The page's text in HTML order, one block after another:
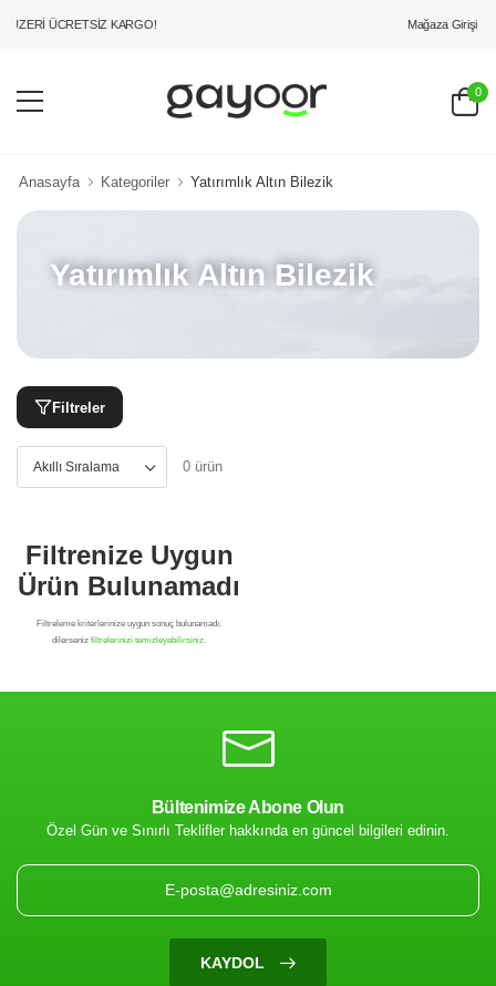
ÜCRETSİZ KARGO! Mağaza Girişi
0
Anasayfa Kategoriler Yatırımlık Altın Bilezik
Yatırımlık Altın Bilezik
Filtreler
0 ürün
Filtrenize Uygun
Bültenimize Abone Olun
Özel Gün ve Sınırlı Teklifler hakkında en güncel bilgileri edinin.
KAYDOL